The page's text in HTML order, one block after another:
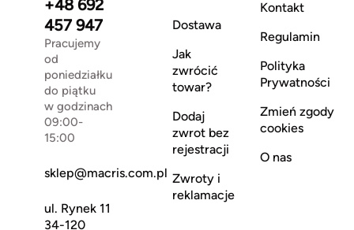
+48 692
457 947
Pracujemy
od
poniedziałku
do piątku
w godzinach
09:00-
15:00
sklep@macris.com.pl
ul. Rynek 11
34-120
Dostawa
Jak
zwrócić
towar?
Dodaj
zwrot bez
rejestracji
Zwroty i
reklamacje
Kontakt
Regulamin
Polityka
Prywatności
Zmień zgody
cookies
O nas